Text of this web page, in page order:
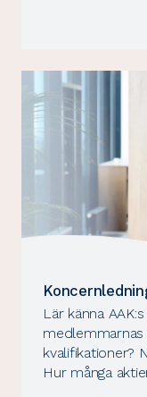
Lär känna
kvalifikationer?
Hur många